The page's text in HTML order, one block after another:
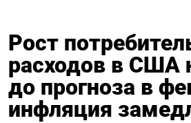
Рост
расходов в США
до прогноза в
инфляция